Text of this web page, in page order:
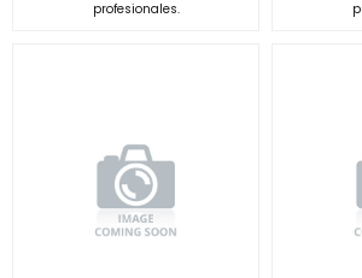
profesionales.